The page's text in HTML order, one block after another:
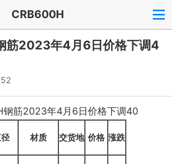
CRB600H
筋2023年4月6日价格下调4
钢筋2023年4月6日价格下调40
材质 交货地 价格 涨跌